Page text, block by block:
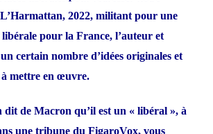
2022, militant pour une
libérale pour la France, l’auteur et
certain nombre d’idées originales et
à mettre en œuvre.
de Macron qu’il est un « libéral », à
une tribune du FigaroVox, vous